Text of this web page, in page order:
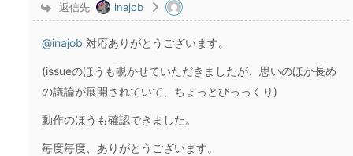
返信先 inajob
@inajob 対応ありがとうございます。
(issueのほうも覗かせていただきましたが、思いのほか長め
の議論が展開されていて、ちょっとびっっくり)
動作のほうも確認できました。
毎度毎度、ありがとうございます。